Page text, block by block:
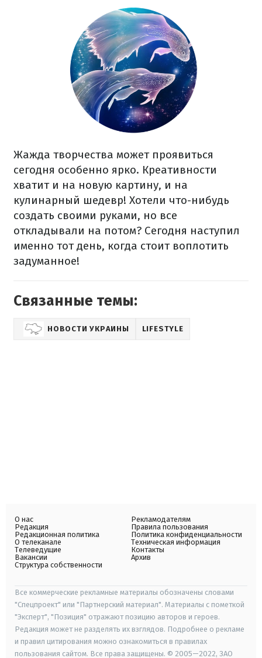
Жажда творчества может проявиться
сегодня особенно ярко. Креативности
хватит и на новую картину, и на
кулинарный шедевр! Хотели что-нибудь
создать своими руками, но все
откладывали на потом? Сегодня наступил
именно тот день, когда стоит воплотить
задуманное!
Связанные темы:
НОВОСТИ УКРАИНЫ LIFESTYLE
О нас
Редакция
Редакционная политика
О телеканале
Телеведущие
Вакансии
Структура собственности
Рекламодателям
Правила пользования
Политика конфиденциальности
Техническая информация
Контакты
Архив
Все коммерческие рекламные материалы обозначены словами
"Спецпроект" или "Партнерский материал". Материалы с пометкой
"Эксперт", "Позиция" отражают позицию авторов и героев.
Редакция может не разделять их взглядов. Подробнее о рекламе
и правил цитирования можно ознакомиться в правилах
пользования сайтом. Все права защищены. © 2005—2022, ЗАО